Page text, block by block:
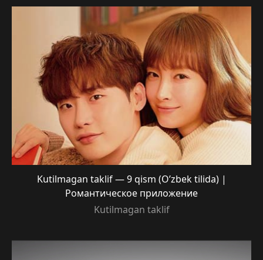
Kutilmagan taklif — 9 qism (O’zbek tilida) |
Романтическое приложение
Kutilmagan taklif